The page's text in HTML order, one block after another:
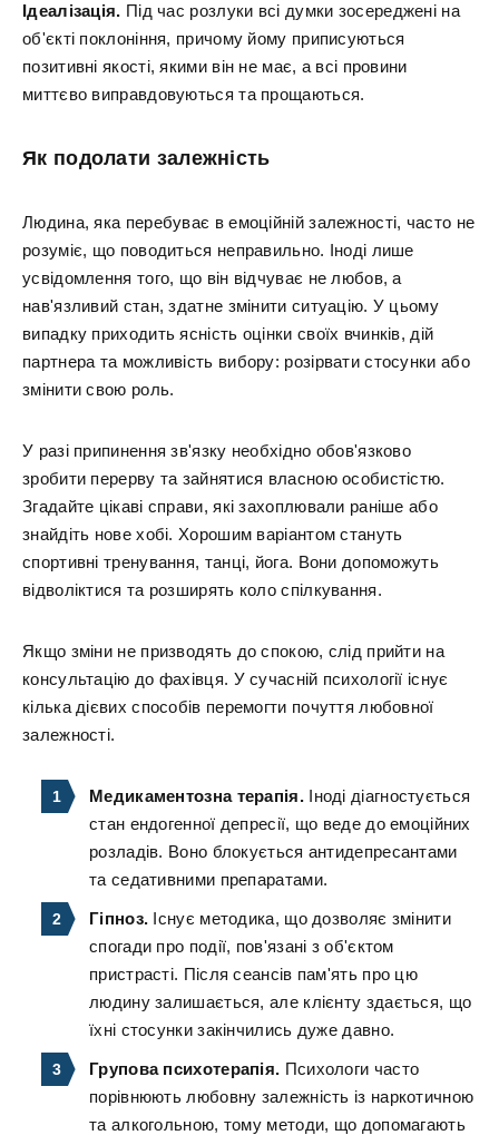
Ідеалізація. Під час розлуки всі думки зосереджені на
об'єкті поклоніння, причому йому приписуються
позитивні якості, якими він не має, а всі провини
миттєво виправдовуються та прощаються.
Як подолати залежність
Людина, яка перебуває в емоційній залежності, часто не
розуміє, що поводиться неправильно. Іноді лише
усвідомлення того, що він відчуває не любов, а
нав'язливий стан, здатне змінити ситуацію. У цьому
випадку приходить ясність оцінки своїх вчинків, дій
партнера та можливість вибору: розірвати стосунки або
змінити свою роль.
У разі припинення зв'язку необхідно обов'язково
зробити перерву та зайнятися власною особистістю.
Згадайте цікаві справи, які захоплювали раніше або
знайдіть нове хобі. Хорошим варіантом стануть
спортивні тренування, танці, йога. Вони допоможуть
відволіктися та розширять коло спілкування.
Якщо зміни не призводять до спокою, слід прийти на
консультацію до фахівця. У сучасній психології існує
кілька дієвих способів перемогти почуття любовної
залежності.
Медикаментозна терапія. Іноді діагностується
стан ендогенної депресії, що веде до емоційних
розладів. Воно блокується антидепресантами
та седативними препаратами.
Гіпноз. Існує методика, що дозволяє змінити
спогади про події, пов'язані з об'єктом
пристрасті. Після сеансів пам'ять про цю
людину залишається, але клієнту здається, що
їхні стосунки закінчились дуже давно.
Групова психотерапія. Психологи часто
порівнюють любовну залежність із наркотичною
та алкогольною, тому методи, що допомагають